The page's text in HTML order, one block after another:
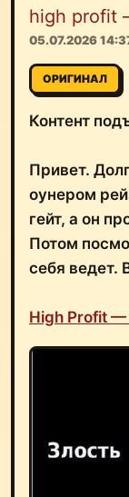
high profit
05.07.2026
ОРИГИНАЛ
Контент
Привет.
оунером
гейт, а он
Потом
себя ведет.
High Profit —